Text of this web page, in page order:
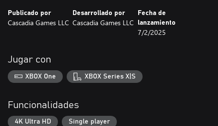
Publicado por
Cascadia Games LLC
Desarrollado por
Cascadia Games LLC
Fecha de
lanzamiento
7/2/2025
Jugar con
XBOX One XBOX Series X|S
Funcionalidades
4K Ultra HD Single player